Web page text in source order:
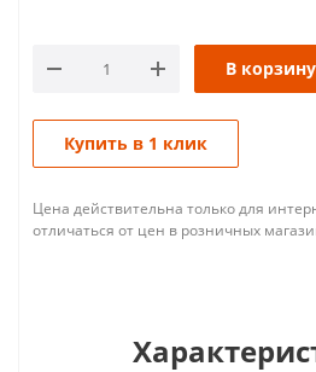
В корзину
Купить в 1 клик
Цена действительна только для
отличаться от цен в розничных